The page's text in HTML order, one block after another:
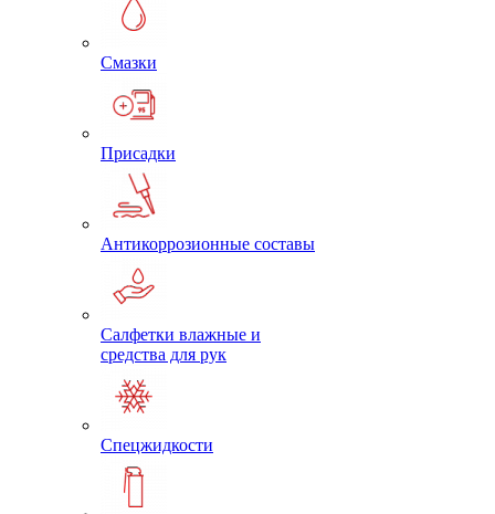
Смазки
Присадки
Антикоррозионные составы
Салфетки влажные и
средства для рук
Спецжидкости